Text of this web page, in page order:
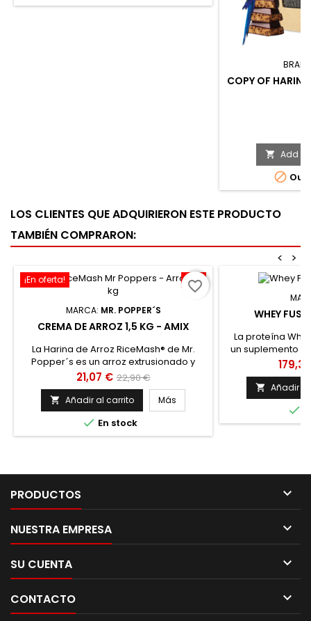
COPY OF
 Add

LOS CLIENTES QUE ADQUIRIERON ESTE PRODUCTO
TAMBIÉN COMPRARON:
>
<
-8%
¡En oferta!
MARCA: MR. POPPER´S
CREMA DE ARROZ 1,5 KG - AMIX
La Harina de Arroz RiceMash® de Mr.
Popper´s es un arroz extrusionado y
molido para preparar cremas
instantáneas, ideal para preparar
muffins, pan, tortitas... Es un producto
compuesto por harina de arroz
instantánea disponible en varios
sabores, es una deliciosa y cómoda
Precio
21,07 € Precio
base
22,90 €
 Añadir al carrito Más
 En stock
favorite_border
WHEY
La proteína
un suplemento
calidad y
Fusion contiene
compuesta por
Instantáneo
Temperatura
Suero
Precio
 Añadir

PRODUCTOS 
NUESTRA EMPRESA 
SU CUENTA 
CONTACTO 